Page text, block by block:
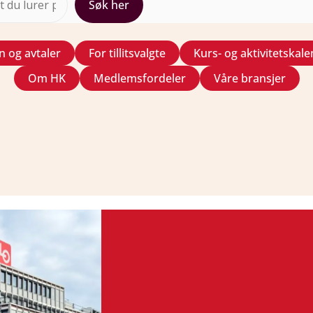
Søk her
og avtaler For tillitsvalgte
Kurs- og
Om HK
Medlemsfordeler Våre bransjer